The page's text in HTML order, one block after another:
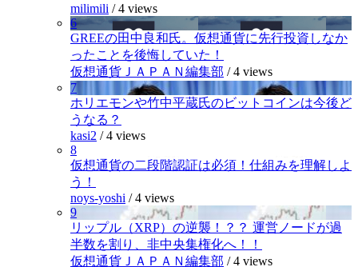
milimili /4 views
6
GREEの田中良和氏。仮想通貨に先行投資しなか
ったことを後悔していた！
仮想通貨ＪＡＰＡＮ編集部 /4 views
7
ホリエモンや竹中平蔵氏のビットコインは今後ど
うなる？
kasi2 /4 views
8
仮想通貨の二段階認証は必須！仕組みを理解しよ
う！
noys-yoshi /4 views
9
リップル（XRP）の逆襲！？？ 運営ノードが過
半数を割り、非中央集権化へ！！
仮想通貨ＪＡＰＡＮ編集部 /4 views